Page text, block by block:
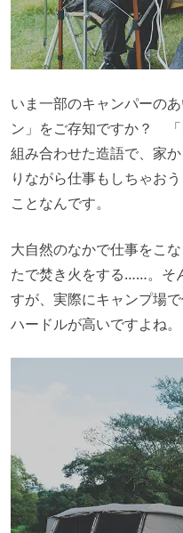
いま一部のキャンパーの
ン」をご存知ですか？
組み合わせた造語で、家
りながら仕事もしちゃお
ことなんです。
大自然のなかで仕事をこ
たで焚き火をする……。そ
すが、実際にキャンプ場
ハードルが高いですよね。